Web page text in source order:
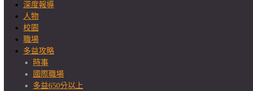
深度報導
人物
校園
職場
多益攻略
時事
國際職場
多益650分以上